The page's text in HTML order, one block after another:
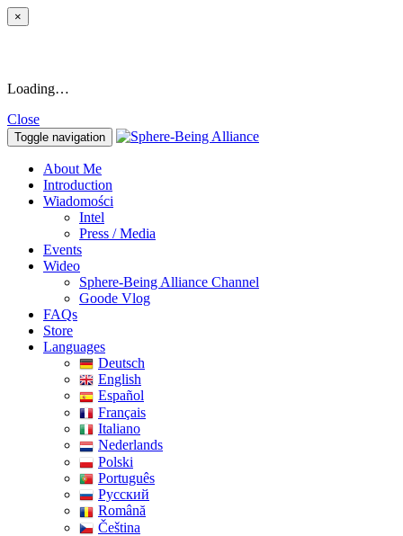
×
Loading…
Close
Toggle navigation
About Me
Introduction
Wiadomości
Intel
Press / Media
Events
Wideo
Sphere-Being Alliance Channel
Goode Vlog
FAQs
Store
Languages
Deutsch
English
Español
Français
Italiano
Nederlands
Polski
Português
Pусский
Română
Čeština